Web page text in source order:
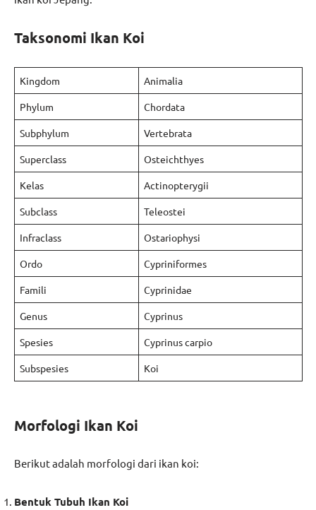
Taksonomi Ikan Koi
Kingdom Animalia
Phylum Chordata
Subphylum Vertebrata
Superclass Osteichthyes
Kelas Actinopterygii
Subclass Teleostei
Infraclass Ostariophysi
Ordo Cypriniformes
Famili Cyprinidae
Genus Cyprinus
Spesies Cyprinus carpio
Subspesies Koi
Morfologi Ikan Koi
Berikut adalah morfologi dari ikan koi:
Bentuk Tubuh Ikan Koi